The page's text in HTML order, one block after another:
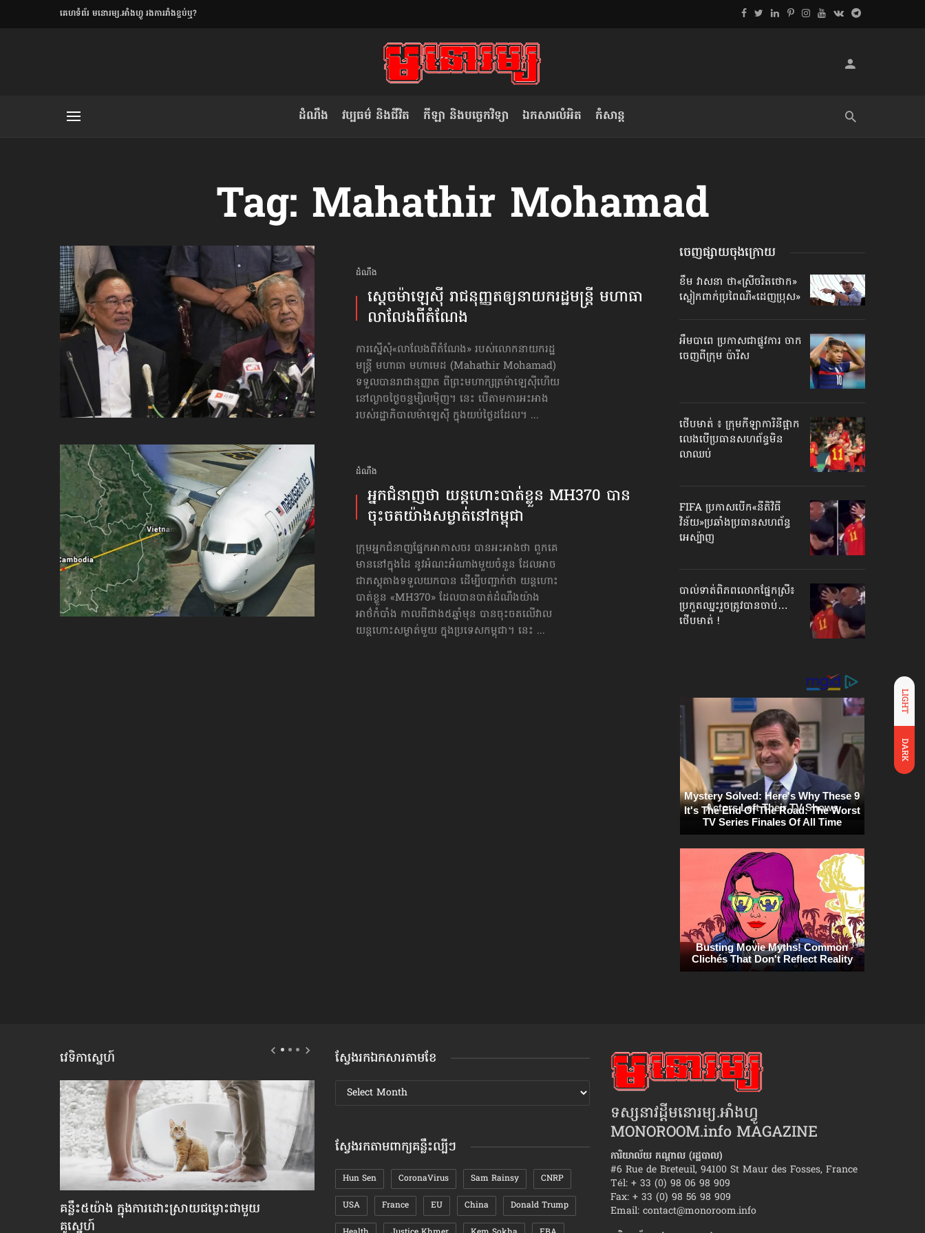
LIGHT
DARK
​គេហទំព័រ មនោរម្យ.អាំងហ្វូ រងការរាំងខ្ទប់ឬ?
ដំណឹង វប្បធម៌ និងជីវិត កីឡា និងបច្ចេកវិទ្យា ឯកសារលំអិត កំសាន្ដ
Tag: Mahathir Mohamad
ដំណឹង
ស្តេច​ម៉ាឡេស៊ី រាជនុញ្ញត​ឲ្យ​នាយករដ្ឋមន្ត្រី មហាធា
លាលែង​ពីតំណែង
ការស្នើសុំ«លាលែង​ពីតំណែង» របស់លោកនាយករដ្ឋ
មន្ត្រី មហាធា មហាមេដ (Mahathir Mohamad)
ទទួលបានរាជានុញ្ញាត ពីព្រះមហាក្សត្រម៉ាឡេស៊ីហើយ
នៅល្ងាចថ្ងៃចន្ទម្សិលម៉ិញ។ នេះ បើតាមការអះអាង
របស់រដ្ឋាភិបាលម៉ាឡេស៊ី ក្នុងយប់ថ្ងៃដដែល។ ...
ដំណឹង
អ្នកជំនាញថា យន្ដហោះ​បាត់ខ្លួន MH370 បាន
ចុះចត​យ៉ាងសម្ងាត់​នៅកម្ពុជា
ក្រុមអ្នកជំនាញផ្នែកអាកាសចរ បានអះអាងថា ពួកគេ
មាននៅក្នុងដៃ នូវអំណះអំណាងមួយចំនួន ដែលអាច
ជាភស្ដុតាងទទួលយកបាន ដើម្បីបញ្ជាក់ថា យន្ដហោះ​
បាត់ខ្លួន «MH370» ដែលបានបាត់ដំណឹងយ៉ាង
អាថ៌កំបាំង កាលពីជាង៥ឆ្នាំមុន បានចុះចតលើវាល​
យន្ដហោះ​សម្ងាត់​មួយ ក្នុងប្រទេសកម្ពុជា។ នេះ ...
ចេញផ្សាយចុងក្រោយ
ខឹម វាសនា ថា«ស្រីចរិតថោក»​
ស្លៀកពាក់ប្រពៃណី​«ដេញប្រុស»
អឹមបាពេ ប្រកាសជាផ្លូវការ ចាក
ចេញពីក្រុម ប៉ារីស
ថើបមាត់ ៖ ក្រុមកីឡាការិនី​ផ្អាក
លេង​​បើប្រធានសហព័ន្ធ​មិន
លាឈប់
FIFA ប្រកាសបើក​«នីតិវិធី
វិន័យ»​ប្រឆាំងប្រធានសហព័ន្ធ​
អេស្ប៉ាញ
បាល់ទាត់​ពិភពលោក​ផ្នែកស្រី៖
ប្រកួតឈ្នះរួច​ត្រូវបានចាប់…
ថើបមាត់ !
វេទិកាស្នេហ៍
គន្លឹះ៥យ៉ាង ក្នុង​ការដោះស្រាយ​ជម្លោះ​ជាមួយ​
គូស្នេហ៍
វិធីសាស្រ្ត​រំដោះ​ខ្លួន ពី​ការឈឺចាប់​ដោយ​សារ​បែក​
បាក់​ស្នេហា
វិធី​ធ្វើ​ឱ្យ​មិត្ត​ស្រី​ខ្លួន​មាន​អារម្មណ៍​ថា នាង​ជា​មនុស្ស​
ស្វែងរកឯកសារតាមខែ
ស្វែងរក
ឯកសារ
ស្វែងរកតាមពាក្យគន្លឹះល្បីៗ
Hun Sen CoronaVirus Sam Rainsy CNRP
USA France EU China Donald Trump
ទស្សនាវដ្ដីមនោរម្យ.អាំងហ្វូ
MONOROOM.info MAGAZINE
ការិយាល័យ កណ្ដាល (រដ្ឋបាល)
#6 Rue de Breteuil, 94100 St Maur des Fosses, France
Tél: + 33 (0) 98 06 98 909
Fax: + 33 (0) 98 56 98 909
Email: contact@monoroom.info
លិខិតប្រិយមិត្ត៖ «អំពីទោសៈ»
សម រង្ស៊ី៖ កម្ពុជាគួរមើលគំរូ​តាម​
វៀតណាម ក្នុង​ការប្តូរ​មេដឹកនាំ របស់​
ខ្លួន
លិខិតប្រិយមិត្ត៖ «កាមតណ្ហា​
មនុស្ស»
លិខិតប្រិយមិត្ត៖ «អំពីទោសៈ»
ខឹម វាសនា ថា«ស្រី
ចរិតថោក»​ស្លៀកពាក់
ប្រពៃណី​«ដេញប្រុស»
អឹមបាពេ ប្រកាសជាផ្លូវការ
ចាកចេញពីក្រុម ប៉ារីស
ថើបមាត់ ៖ ក្រុមកីឡាការិនី​
ផ្អាកលេង​​បើប្រធានសហព័ន្ធ​